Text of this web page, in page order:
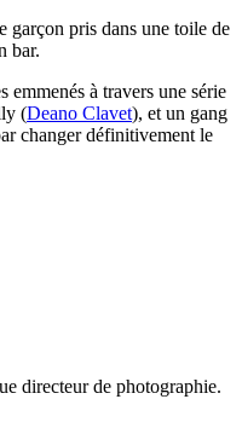
garçon pris dans une toile de
bar.
à travers une série
(Deano Clavet), et un gang
changer définitivement le
directeur de photographie.